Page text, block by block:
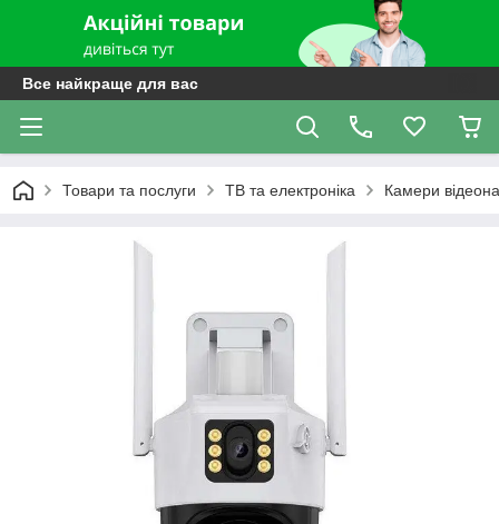
Все найкраще для вас
Товари та послуги ТВ та електроніка Камери